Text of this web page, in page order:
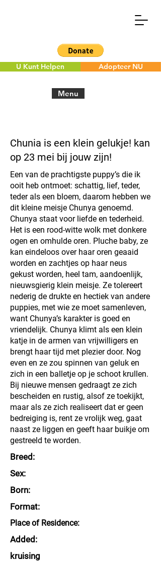
U Kunt Helpen Adopteer NU
Menu
Chunia is een klein gelukje! kan
op 23 mei bij jouw zijn!
Een van de prachtigste puppy’s die ik
ooit heb ontmoet: schattig, lief, teder,
teder als een bloem, daarom hebben we
dit kleine meisje Chunya genoemd.
Chunya staat voor liefde en tederheid.
Het is een rood-witte wolk met donkere
ogen en omhulde oren. Pluche baby, ze
kan eindeloos over haar oren geaaid
worden en zachtjes op haar neus
gekust worden, heel tam, aandoenlijk,
nieuwsgierig klein meisje. Ze tolereert
nederig de drukte en hectiek van andere
puppies, met wie ze moet samenleven,
want Chunya’s karakter is goed en
vriendelijk. Chunya klimt als een klein
katje in de armen van vrijwilligers en
brengt haar tijd met plezier door. Nog
even en ze zou spinnen van geluk en
zich in een balletje op je schoot krullen.
Bij nieuwe mensen gedraagt ze zich
bescheiden en rustig, alsof ze toekijkt,
maar als ze zich realiseert dat er geen
bedreiging is, rent ze vrolijk weg, gaat
naast ze liggen en geeft haar buikje om
gestreeld te worden.
Breed:
Sex:
Born:
Format:
Place of Residence:
Added:
kruising